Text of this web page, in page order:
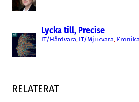
Lycka till, Precise
IT/Hårdvara, IT/Mjukvara, Krönika
RELATERAT